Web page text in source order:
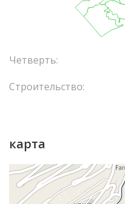
Четверть:
Строительство:
карта